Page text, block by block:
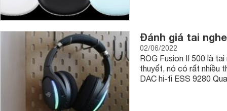
Đánh giá tai
02/06/2022
ROG Fusion II 500 là
thuyết, nó có rất nhiều
DAC hi-fi ESS 9280